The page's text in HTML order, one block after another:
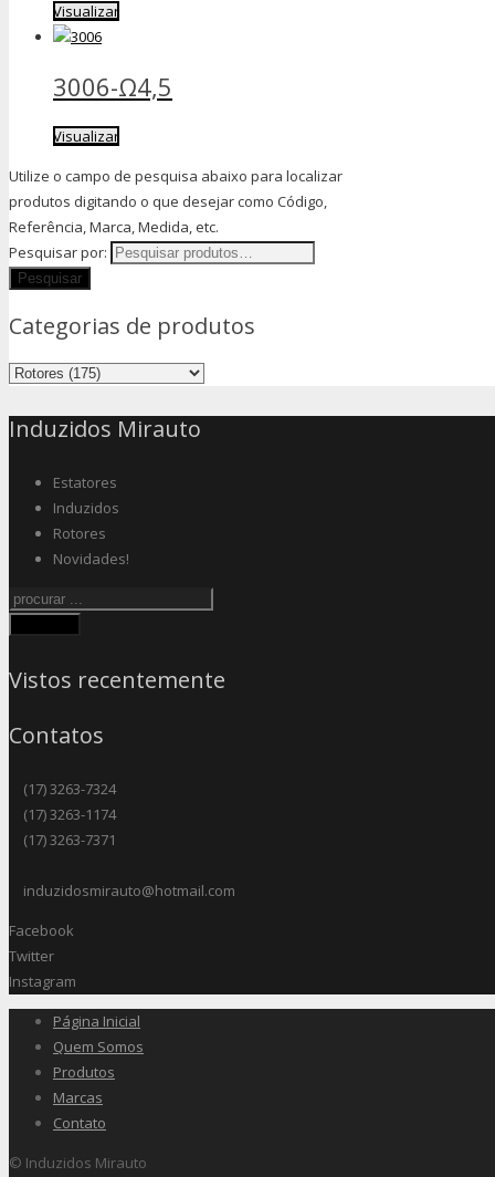
Visualizar
3006-Ω4,5
Visualizar
Utilize o campo de pesquisa abaixo para localizar
produtos digitando o que desejar como Código,
Referência, Marca, Medida, etc.
Pesquisar por:
Categorias de produtos
Induzidos Mirauto
Estatores
Induzidos
Rotores
Novidades!
Vistos recentemente
Contatos
(17) 3263-7324
(17) 3263-1174
(17) 3263-7371
induzidosmirauto@hotmail.com
Facebook
Twitter
Instagram
Página Inicial
Quem Somos
Produtos
Marcas
Contato
© Induzidos Mirauto